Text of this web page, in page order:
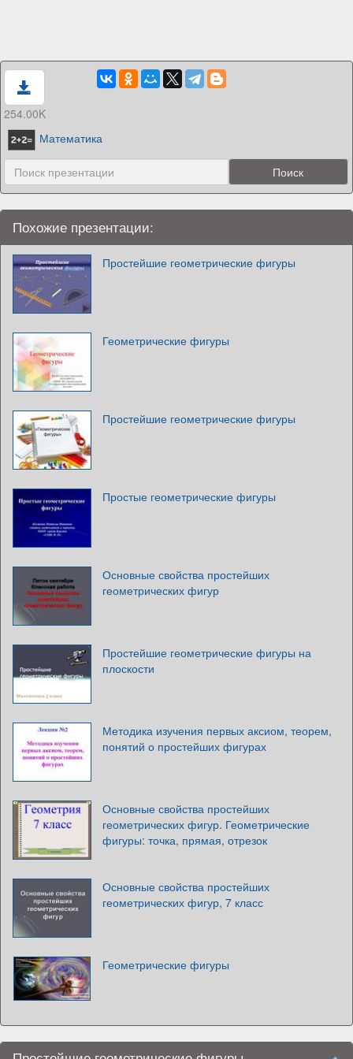
254.00K
Математика
Похожие презентации:
Простейшие геометрические фигуры
Геометрические фигуры
Простейшие геометрические фигуры
Простые геометрические фигуры
Основные свойства простейших
геометрических фигур
Простейшие геометрические фигуры на
плоскости
Методика изучения первых аксиом, теорем,
понятий о простейших фигурах
Основные свойства простейших
геометрических фигур. Геометрические
фигуры: точка, прямая, отрезок
Основные свойства простейших
геометрических фигур, 7 класс
Геометрические фигуры